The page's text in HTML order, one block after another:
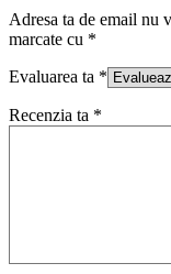
Adresa ta de email nu
marcate cu *
Evaluarea ta *
Recenzia ta *